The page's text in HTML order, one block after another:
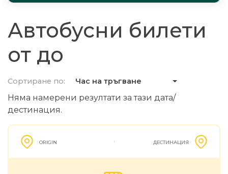
Автобусни билети
от до
Сортиране по: Час на тръгване
Няма намерени резултати за тази дата/
дестинация.
ORIGIN ДЕСТИНАЦИЯ